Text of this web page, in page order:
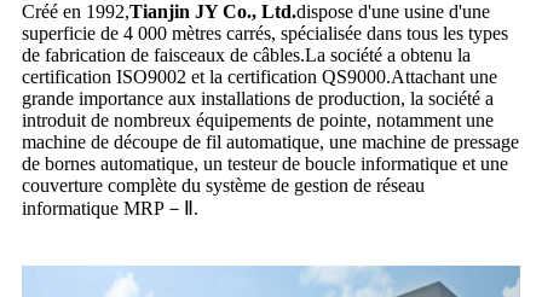
Créé en 1992,Tianjin JY Co., Ltd.dispose d'une usine d'une
superficie de 4 000 mètres carrés, spécialisée dans tous les types
de fabrication de faisceaux de câbles.La société a obtenu la
certification ISO9002 et la certification QS9000.Attachant une
grande importance aux installations de production, la société a
introduit de nombreux équipements de pointe, notamment une
machine de découpe de fil automatique, une machine de pressage
de bornes automatique, un testeur de boucle informatique et une
couverture complète du système de gestion de réseau
informatique MRP－Ⅱ.